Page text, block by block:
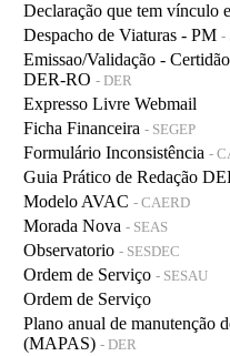
Declaração que tem vínculo
Despacho de Viaturas - PM -
Emissao/Validação -
DER-RO - DER
Expresso Livre Webmail
Ficha Financeira - SEGEP
Formulário Inconsistência -
Guia Prático de Redação
Modelo AVAC - CAERD
Morada Nova - SEAS
Observatorio - SESDEC
Ordem de Serviço - SESAU
Ordem de Serviço
Plano anual de manutenção
(MAPAS) - DER